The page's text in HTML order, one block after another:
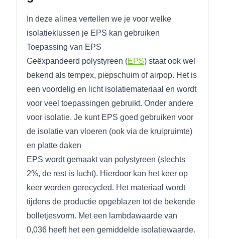
In deze alinea vertellen we je voor welke
isolatieklussen je EPS kan gebruiken
Toepassing van EPS
Geëxpandeerd polystyreen (EPS) staat ook wel
bekend als tempex, piepschuim of airpop. Het is
een voordelig en licht isolatiemateriaal en wordt
voor veel toepassingen gebruikt. Onder andere
voor isolatie. Je kunt EPS goed gebruiken voor
de isolatie van vloeren (ook via de kruipruimte)
en platte daken
EPS wordt gemaakt van polystyreen (slechts
2%, de rest is lucht). Hierdoor kan het keer op
keer worden gerecycled. Het materiaal wordt
tijdens de productie opgeblazen tot de bekende
bolletjesvorm. Met een lambdawaarde van
0,036 heeft het een gemiddelde isolatiewaarde.